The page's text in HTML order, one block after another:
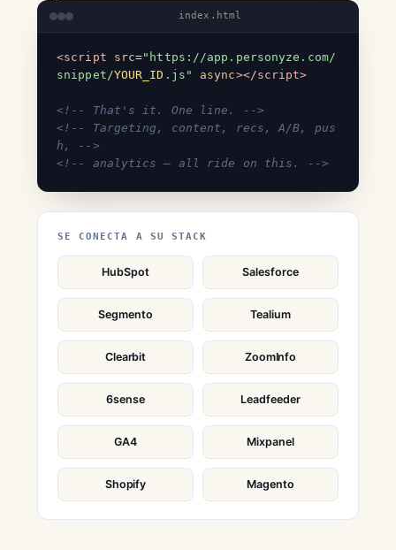
index.html
<script src="https://app.personyze.com/
snippet/YOUR_ID .js" async></script>
<!-- That's it. One line. -->
<!-- Targeting, content, recs, A/B, pus
h, -->
<!-- analytics — all ride on this. -->
SE CONECTA A SU STACK
HubSpot Salesforce
Segmento Tealium
Clearbit ZoomInfo
6sense Leadfeeder
GA4 Mixpanel
Shopify Magento